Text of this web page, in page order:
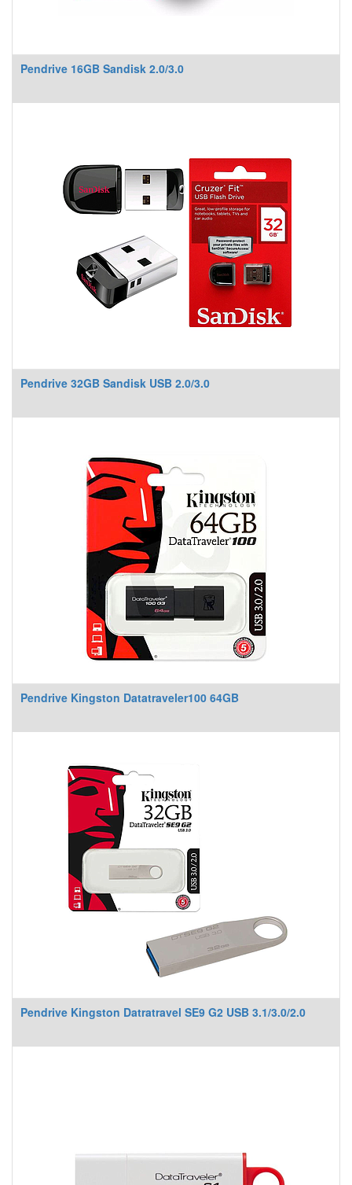
Pendrive 16GB Sandisk 2.0/3.0
Pendrive 32GB Sandisk USB 2.0/3.0
Pendrive Kingston Datatraveler100 64GB
Pendrive Kingston Datratravel SE9 G2 USB 3.1/3.0/2.0